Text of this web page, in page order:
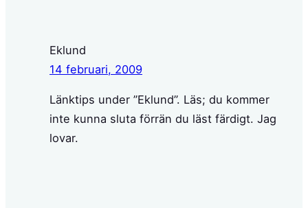
Eklund
14 februari, 2009
Länktips under ”Eklund”. Läs; du kommer
inte kunna sluta förrän du läst färdigt. Jag
lovar.